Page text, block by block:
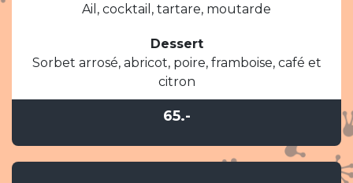
Ail, cocktail, tartare, moutarde
Dessert
Sorbet arrosé, abricot, poire, framboise, café et
citron
65.-